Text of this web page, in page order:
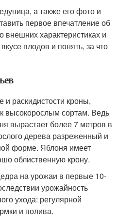
а также его фото и
первое впечатление об
внешних характеристиках и
плодов и понять, за что
раскидистости кроны,
высокорослым сортам. Ведь
вырастает более 7 метров в
дерева разреженный и
форме. Яблоня имеет
облиственную крону.
на урожаи в первые 10-
урожайность
ухода: регулярной
и полива.